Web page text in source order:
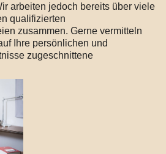
arbeiten jedoch bereits über viele
qualifizierten
zusammen. Gerne vermitteln
Ihre persönlichen und
zugeschnittene